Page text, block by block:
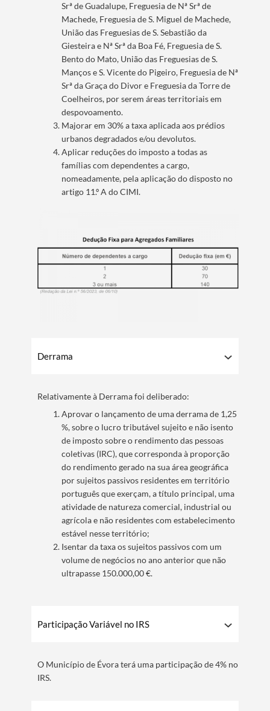
Termo de Pesquisa
Filtros
Srª de Guadalupe, Freguesia de Nª Srª de
Machede, Freguesia de S. Miguel de Machede,
União das Freguesias de S. Sebastião da
Giesteira e Nª Srª da Boa Fé, Freguesia de S.
Bento do Mato, União das Freguesias de S.
Manços e S. Vicente do Pigeiro, Freguesia de Nª
Srª da Graça do Divor e Freguesia da Torre de
Coelheiros, por serem áreas territoriais em
despovoamento.
Majorar em 30% a taxa aplicada aos prédios
urbanos degradados e/ou devolutos.
Aplicar reduções do imposto a todas as
famílias com dependentes a cargo,
nomeadamente, pela aplicação do disposto no
artigo 11.º A do CIMI.
Derrama
Relativamente à Derrama foi deliberado:
Aprovar o lançamento de uma derrama de 1,25
%, sobre o lucro tributável sujeito e não isento
de imposto sobre o rendimento das pessoas
coletivas (IRC), que corresponda à proporção
do rendimento gerado na sua área geográfica
por sujeitos passivos residentes em território
português que exerçam, a título principal, uma
atividade de natureza comercial, industrial ou
agrícola e não residentes com estabelecimento
estável nesse território;
Isentar da taxa os sujeitos passivos com um
volume de negócios no ano anterior que não
ultrapasse 150.000,00 €.
Participação Variável no IRS
O Município de Évora terá uma participação de 4% no
IRS.